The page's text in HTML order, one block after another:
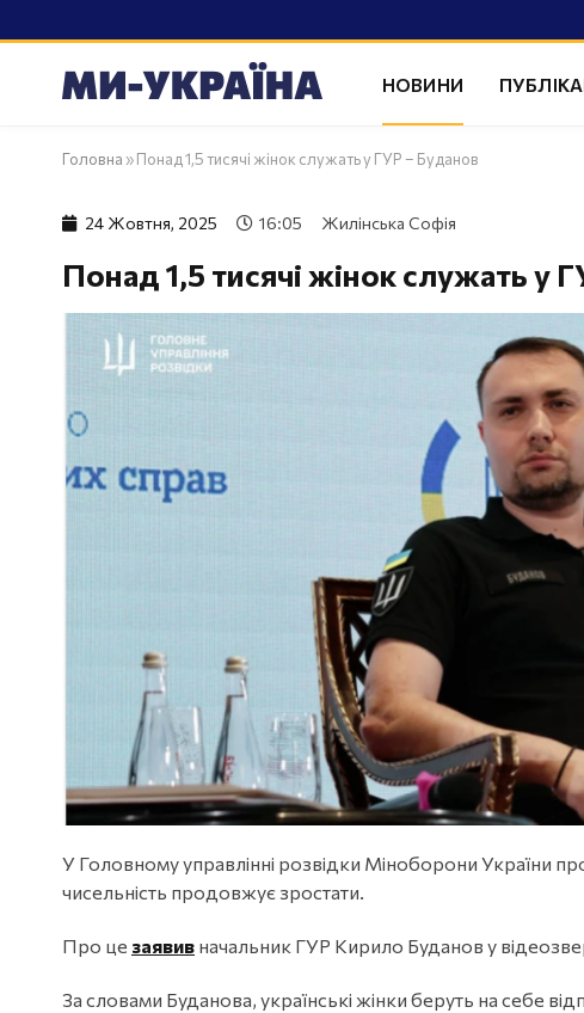
НОВИНИ
Головна »Понад 1,5 тисячі жінок служать у ГУР – Буданов
24 Жовтня, 2025 16:05 Жилінська Софія
Понад 1,5 тисячі жінок служать у
У Головному управлінні розвідки Міноборони України
чисельність продовжує зростати.
Про це заявив начальник ГУР Кирило Буданов у
За словами Буданова, українські жінки беруть на себе